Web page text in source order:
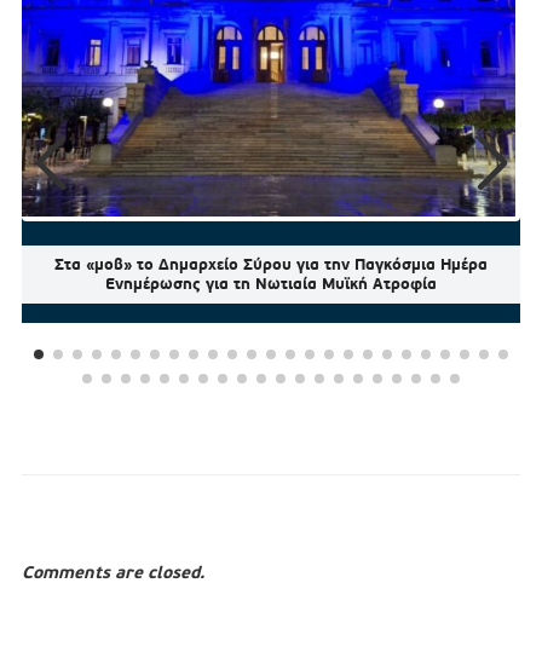
Στα «μοβ» το Δημαρχείο Σύρου για την Παγκόσμια Ημέρα
Ενημέρωσης για τη Νωτιαία Μυϊκή Ατροφία
Comments are closed.